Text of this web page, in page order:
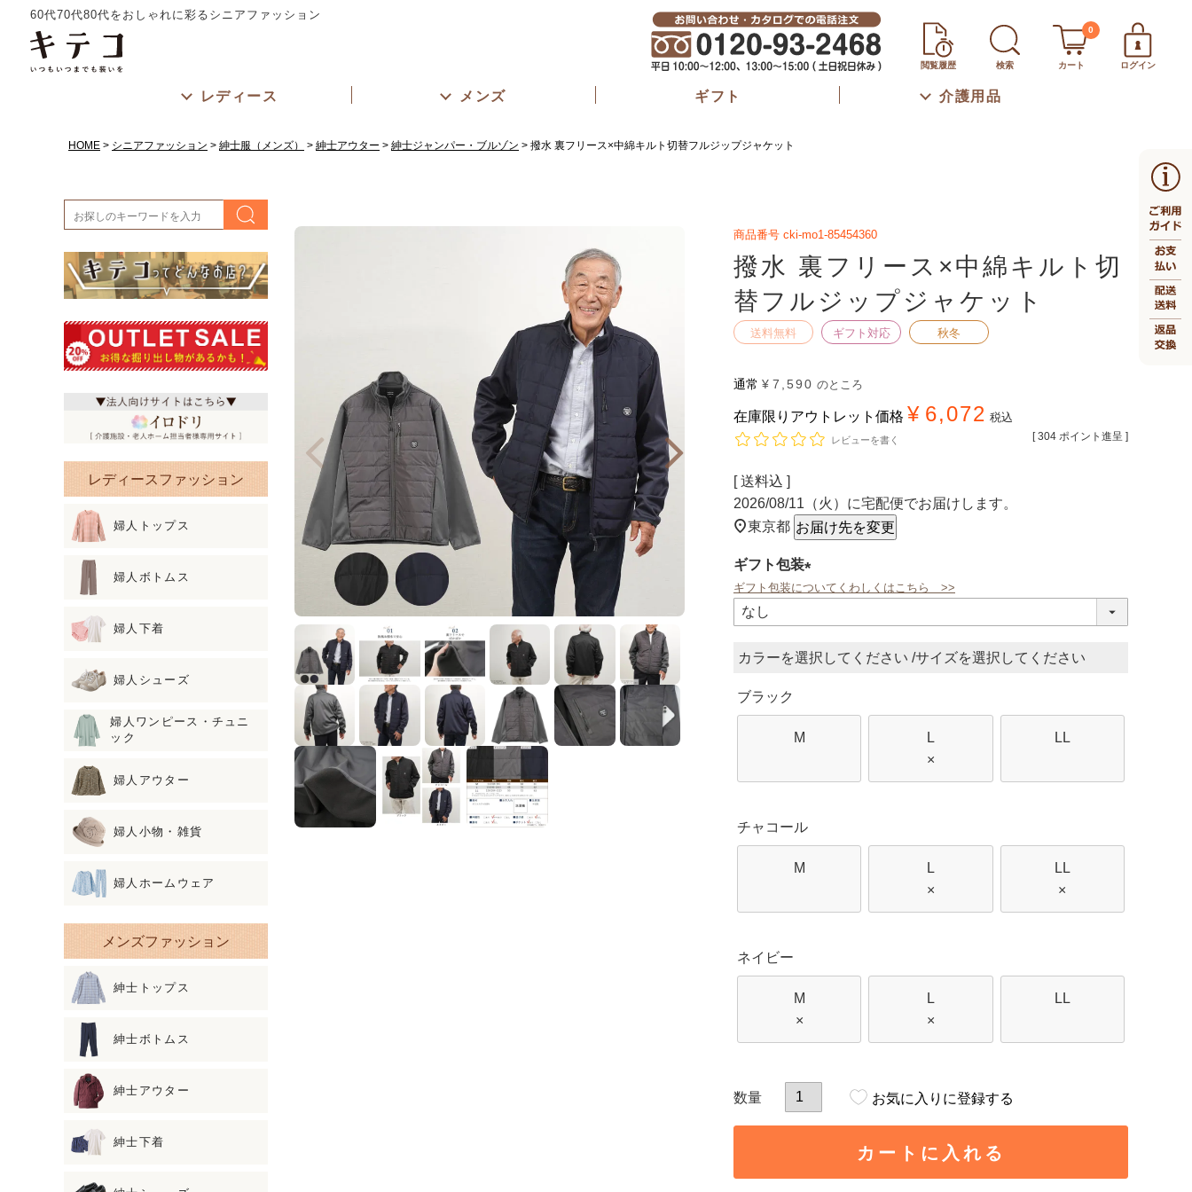
60代70代80代をおしゃれに彩るシニアファッション
閲覧履歴 検索 カート
0
ログイン
レディース メンズ ギフト 介護用品
HOME シニアファッション 紳士服（メンズ） 紳士アウター 紳士ジャンパー・ブルゾン 撥水 裏フリース×中綿キルト切替フルジップジャケット
レディースファッション
婦人トップス
婦人ボトムス
婦人下着
婦人シューズ
婦人ワンピース・チュニ
ック
婦人アウター
婦人小物・雑貨
婦人ホームウェア
メンズファッション
紳士トップス
紳士ボトムス
紳士アウター
紳士下着
商品番号 cki-mo1-85454360
撥水 裏フリース×中綿キルト切
替フルジップジャケット
送料無料 ギフト対応 秋冬
通常 ¥ 7,590 のところ
在庫限りアウトレット価格 ¥ 6,072 税込
[ 304 ポイント進呈 ]
レビューを書く
送料込
2026/08/11（火） に宅配便でお届けします。
東京都 お届け先を変更
ギフト包装
(必
ギフト包装についてくわしくはこちら >>
カラー サイズ
ブラック
M
L
×
LL
チャコール
M
L
×
LL
×
ネイビー
M
×
L
×
LL
お気に入りに登録する
カートに入れる